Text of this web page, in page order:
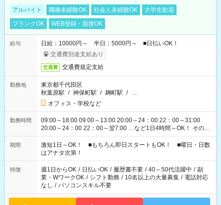
アルバイト 職種未経験OK 社会人未経験OK
大学生歓迎
ブランクOK
WEB登録・面接OK
給与
日給：10000円～ 半日：5000円～ ■日払いOK！
交通費別途支給あり
交通費 交通費規定支給
勤務地
東京都千代田区
秋葉原駅 / 神保町駅 / 麹町駅 / …
オフィス・学校など
勤務時間
09:00～18:00 09:00～13:00 20:00～24：00 22：00～31:00
20:00～24：00 22：00～翌7:00 …など1日4時間～OK！ その他
シフトもございます！ お気軽にご相談ください！
期間
激短1日～OK！ ■もちろん即日スタートもOK！ ■曜日・日数
はアナタ次第！
特徴 週1日からOK / 日払いOK / 履歴書不要 / 40～50代活躍中 / 副
業・WワークOK / シフト勤務 / 10名以上の大量募集 / 電話対応
なし / パソコンスキル不要